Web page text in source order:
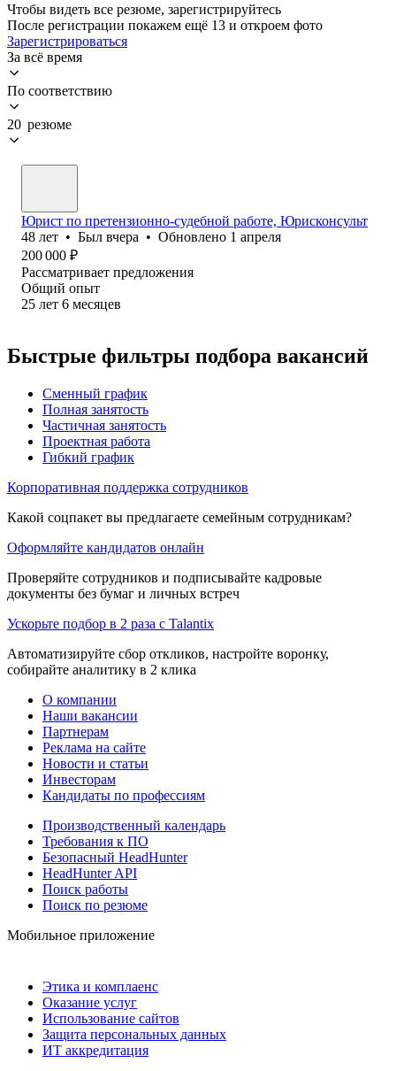
Чтобы видеть все резюме, зарегистрируйтесь
После регистрации покажем ещё 13 и откроем фото
Зарегистрироваться
За всё время
По соответствию
20 резюме
Юрист по претензионно-судебной работе, Юрисконсульт
48 лет • Был вчера • Обновлено 1 апреля
200 000 ₽
Рассматривает предложения
Общий опыт
25 лет 6 месяцев
Быстрые фильтры подбора вакансий
Сменный график
Полная занятость
Частичная занятость
Проектная работа
Гибкий график
Корпоративная поддержка сотрудников
Какой соцпакет вы предлагаете семейным сотрудникам?
Оформляйте кандидатов онлайн
Проверяйте сотрудников и подписывайте кадровые
документы без бумаг и личных встреч
Ускорьте подбор в 2 раза с Talantix
Автоматизируйте сбор откликов, настройте воронку,
собирайте аналитику в 2 клика
О компании
Наши вакансии
Партнерам
Реклама на сайте
Новости и статьи
Инвесторам
Кандидаты по профессиям
Производственный календарь
Требования к ПО
Безопасный HeadHunter
HeadHunter API
Поиск работы
Поиск по резюме
Мобильное приложение
Этика и комплаенс
Оказание услуг
Использование сайтов
Защита персональных данных
ИТ аккредитация